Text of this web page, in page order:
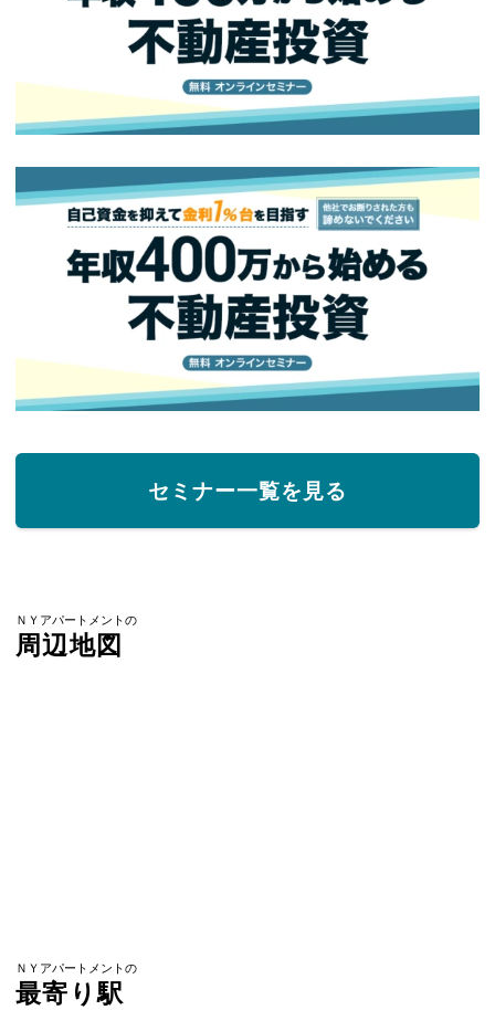
セミナー一覧を見る
ＮＹアパートメントの
周辺地図
ＮＹアパートメントの
最寄り駅